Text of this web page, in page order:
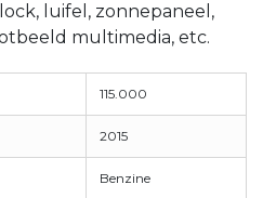
luifel, zonnepaneel,
multimedia, etc.
115.000
2015
Benzine